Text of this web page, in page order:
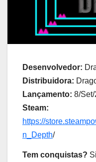
Desenvolvedor:
Distribuidora:
Lançamento: 8/
Steam:
https://
n_Depth/
Tem conquistas?